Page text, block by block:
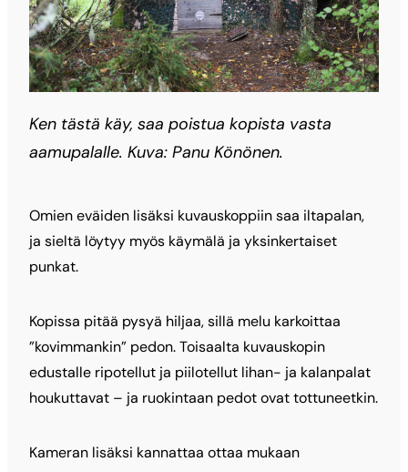
Ken tästä käy, saa poistua kopista vasta
aamupalalle. Kuva: Panu Könönen.
Omien eväiden lisäksi kuvauskoppiin saa iltapalan,
ja sieltä löytyy myös käymälä ja yksinkertaiset
punkat.
Kopissa pitää pysyä hiljaa, sillä melu karkoittaa
”kovimmankin” pedon. Toisaalta kuvauskopin
edustalle ripotellut ja piilotellut lihan- ja kalanpalat
houkuttavat – ja ruokintaan pedot ovat tottuneetkin.
Kameran lisäksi kannattaa ottaa mukaan